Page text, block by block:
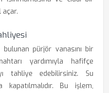
açar.
pürjör vanasını bir
yardımıyla hafifçe
tahliye edebilirsiniz. Su
kapatılmalıdır. Bu işlem,